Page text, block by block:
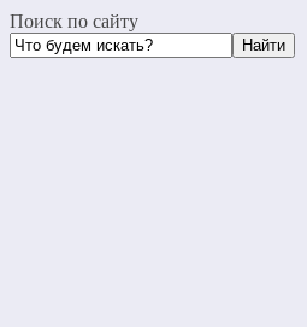
Поиск по сайту